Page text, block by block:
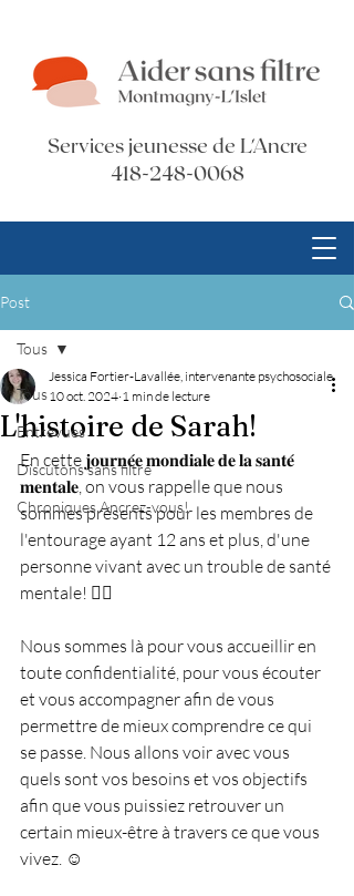
Services jeunesse de L'Ancre
418-248-0068
Post
Tous
Entrevues
Discutons sans filtre
Chroniques Ancrez-vous!
Tous
L'histoire de Sarah!
Jessica Fortier-Lavallée, intervenante psychosociale
10 oct. 2024 1 min de lecture
En cette 𝐣𝐨𝐮𝐫𝐧𝐞́𝐞 𝐦𝐨𝐧𝐝𝐢𝐚𝐥𝐞 𝐝𝐞 𝐥𝐚 𝐬𝐚𝐧𝐭𝐞́
𝐦𝐞𝐧𝐭𝐚𝐥𝐞, on vous rappelle que nous
sommes présents pour les membres de
l'entourage ayant 12 ans et plus, d'une
personne vivant avec un trouble de santé
mentale! 🙋‍♀️
Nous sommes là pour vous accueillir en
toute confidentialité, pour vous écouter
et vous accompagner afin de vous
permettre de mieux comprendre ce qui
se passe. Nous allons voir avec vous
quels sont vos besoins et vos objectifs
afin que vous puissiez retrouver un
certain mieux-être à travers ce que vous
vivez. ☺️